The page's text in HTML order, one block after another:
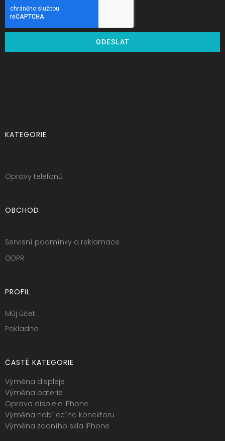
ODESLAT
KATEGORIE
Opravy telefonů
OBCHOD
Servisní podmínky a reklamace
GDPR
PROFIL
Můj účet
Pokladna
ČASTÉ KATEGORIE
Výměna displeje
Výměna baterie
Oprava displeje iPhone
Výměna nabíjecího konektoru
Výměna zadního skla iPhone